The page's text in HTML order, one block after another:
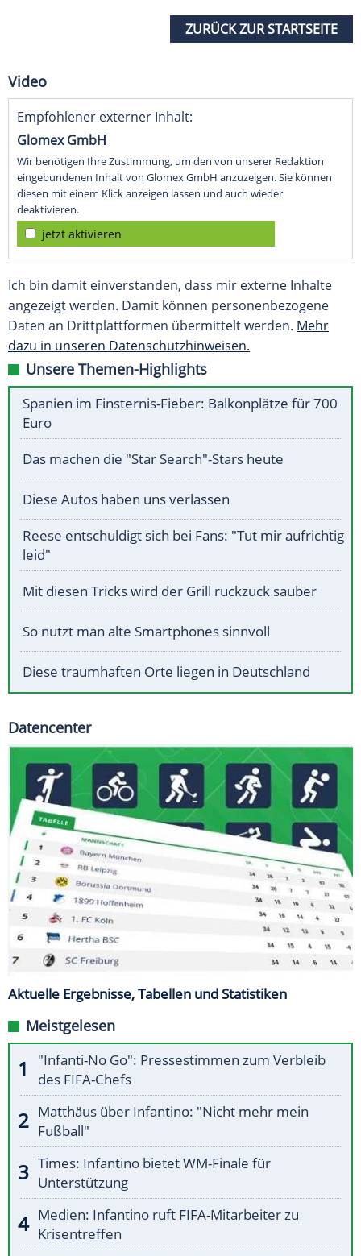
ZURÜCK ZUR STARTSEITE
Video
Empfohlener externer Inhalt:
Glomex GmbH
Wir benötigen Ihre Zustimmung, um den von unserer Redaktion
eingebundenen Inhalt von Glomex GmbH anzuzeigen. Sie können
diesen mit einem Klick anzeigen lassen und auch wieder
deaktivieren.
jetzt aktivieren
Ich bin damit einverstanden, dass mir externe Inhalte
angezeigt werden. Damit können personenbezogene
Daten an Drittplattformen übermittelt werden. Mehr
dazu in unseren Datenschutzhinweisen.
Unsere Themen-Highlights
Spanien im Finsternis-Fieber: Balkonplätze für 700
Euro
Das machen die "Star Search"-Stars heute
Diese Autos haben uns verlassen
Reese entschuldigt sich bei Fans: "Tut mir aufrichtig
leid"
Mit diesen Tricks wird der Grill ruckzuck sauber
So nutzt man alte Smartphones sinnvoll
Diese traumhaften Orte liegen in Deutschland
Datencenter
Aktuelle Ergebnisse, Tabellen und Statistiken
Meistgelesen
"Infanti-No Go": Pressestimmen zum Verbleib
des FIFA-Chefs
Matthäus über Infantino: "Nicht mehr mein
Fußball"
Times: Infantino bietet WM-Finale für
Unterstützung
Medien: Infantino ruft FIFA-Mitarbeiter zu
Krisentreffen